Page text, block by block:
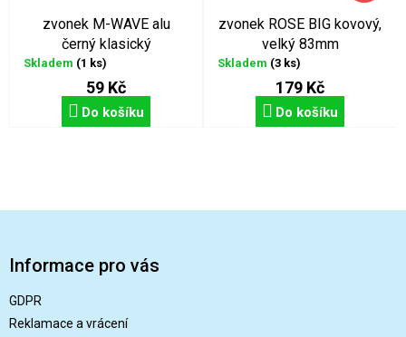
zvonek M-WAVE alu
černý klasický
Skladem (1 ks)
59 Kč
Do košíku
zvonek ROSE BIG kovový,
velký 83mm
Skladem (3 ks)
179 Kč
Do košíku
Informace pro vás
GDPR
Reklamace a vrácení